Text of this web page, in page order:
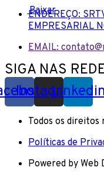
ENDEREÇO:
EMPRESARIAL
EMAIL:
SIGA NAS
Instagram
Todos os
Políticas de
Powered by Web
Baixar